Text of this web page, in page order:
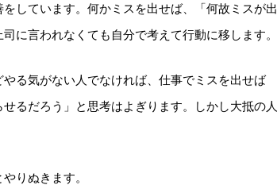
しています。何かミスを出せば、「何故ミスが出
に言われなくても自分で考えて行動に移します。
る気がない人でなければ、仕事でミスを出せば
るだろう」と思考はよぎります。しかし大抵の人
りぬきます。